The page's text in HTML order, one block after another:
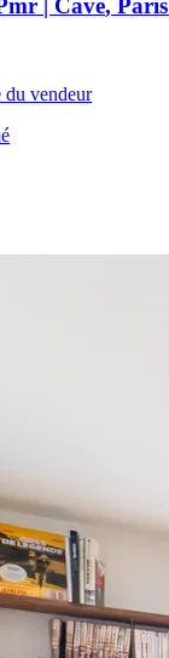
| Cave, Paris
du vendeur